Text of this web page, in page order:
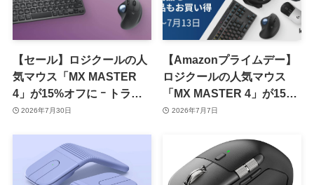
【セール】ロジクールの人
気マウス「MX MASTER
4」が15%オフに ｰ トラッ
クボールマウスやキーボー
2026年7月30日
【Amazonプライムデー】
ロジクールの人気マウス
「MX MASTER 4」が15%
オフに ｰ トラックボールマ
2026年7月7日